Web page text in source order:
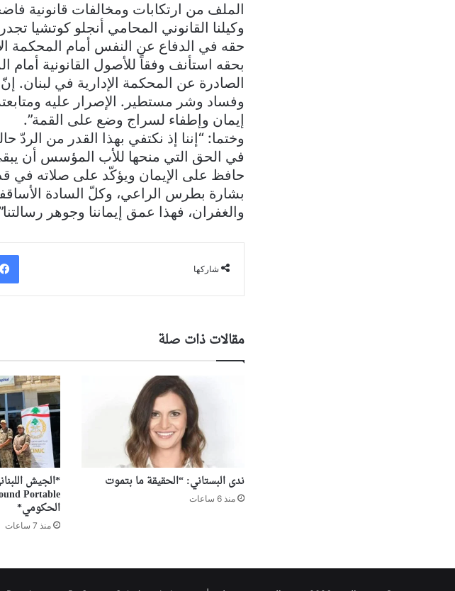
الملف من ارتكابات ومخالفات قانونية
وكيلنا القانوني المحامي أنجلو كوتشيا
حقه في الدفاع عن النفس أمام المحكمة
بحقه استأنف وفقاً للأصول القانونية
الصادرة عن المحكمة الإدارية في لبنان.
وفساد وشر مستطير. الإصرار عليه
إيمان وإطفاء لسراج وضع على القمة”.
وختما: “إننا إذ نكتفي بهذا القدر من الردّ
في الحق التي منحها للأب المؤسس أن
حافظ على الإيمان ويؤكّد على صلاته في
بشارة بطرس الراعي، وكلّ السادة
والغفران، فهذا عمق إيماننا وجوهر
شاركها
مقالات ذات صلة
ندى البستاني: “الحقيقة ما بتموت
منذ 6 ساعات
الحكومي*
منذ 7 ساعات